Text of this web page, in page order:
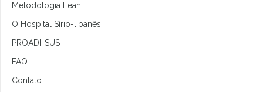
Metodologia Lean
O Hospital Sírio-libanês
PROADI-SUS
FAQ
Contato